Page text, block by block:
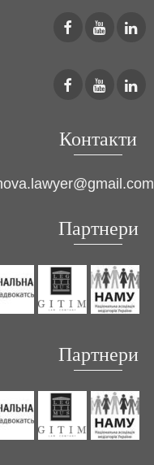
Контакти
Партнери
Партнери